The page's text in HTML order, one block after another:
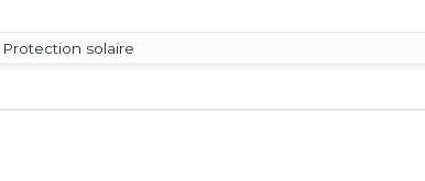
Protection solaire